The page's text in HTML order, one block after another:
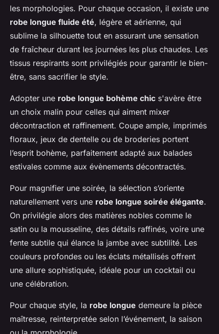
les morphologies. Pour chaque occasion, il existe une
robe longue fluide été, légère et aérienne, qui
sublime la silhouette tout en assurant une sensation
de fraîcheur durant les journées les plus chaudes. Les
tissus respirants sont privilégiés pour garantir le bien-
être, sans sacrifier le style.
Adopter une robe longue bohème chic s'avère être
un choix malin pour celles qui aiment mixer
décontraction et raffinement. Coupe ample, imprimés
floraux, jeux de dentelle ou de broderies portent
l’esprit bohème, parfaitement adapté aux balades
estivales comme aux évènements décontractés.
Pour magnifier une soirée, la sélection s’oriente
naturellement vers une robe longue soirée élégante.
On privilégie alors des matières nobles comme le
satin ou la mousseline, des détails raffinés, voire une
fente subtile qui élance la jambe avec subtilité. Les
couleurs profondes ou les éclats métallisés offrent
une allure sophistiquée, idéale pour un cocktail ou
une célébration.
Pour chaque style, la robe longue demeure la pièce
maîtresse, reinterpretée selon l’événement, la saison